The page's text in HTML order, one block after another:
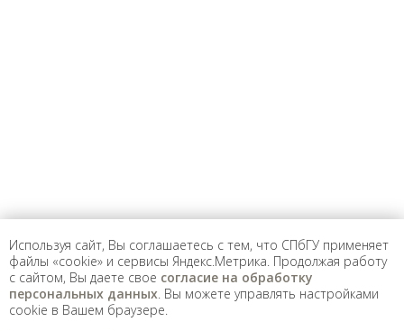
Saint Petersburg State University
Санкт-Петербургский государственный университет©
2026
Используя сайт, Вы соглашаетесь с тем, что СПбГУ применяет
файлы «cookie» и сервисы Яндекс.Метрика. Продолжая работу
с сайтом, Вы даете свое согласие на обработку
персональных данных . Вы можете управлять настройками
cookie в Вашем браузере.